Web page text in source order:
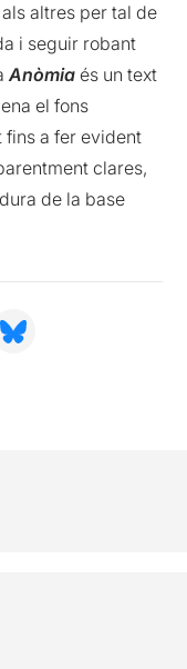
altres per tal de
i seguir robant
Anòmia és un text
el fons
fins a fer evident
clares,
de la base